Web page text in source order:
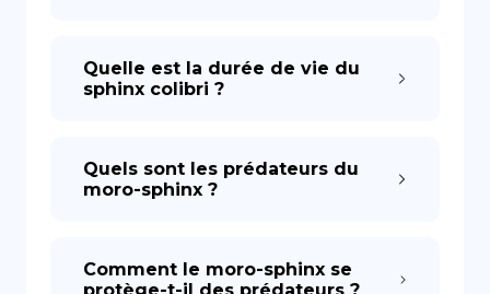
Quelle est la durée de vie du
sphinx colibri ?
Quels sont les prédateurs du
moro-sphinx ?
Comment le moro-sphinx se